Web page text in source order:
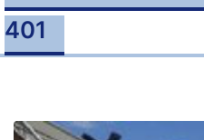
401